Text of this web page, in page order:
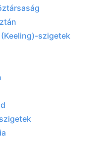
szigetek